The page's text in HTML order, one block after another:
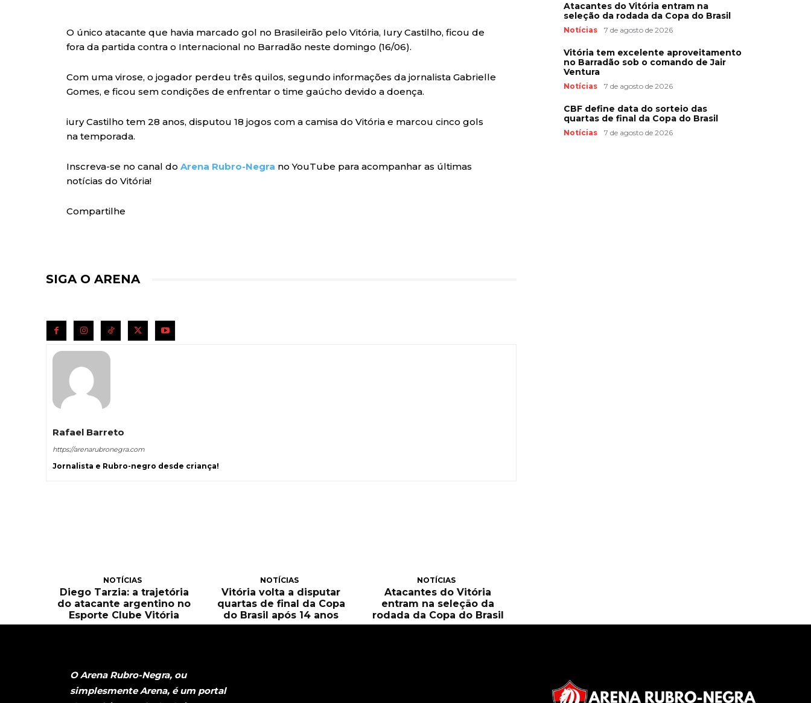
O único atacante que havia marcado gol no Brasileirão pelo Vitória, Iury Castilho, ficou de
fora da partida contra o Internacional no Barradão neste domingo (16/06).
Com uma virose, o jogador perdeu três quilos, segundo informações da jornalista Gabrielle
Gomes, e ficou sem condições de enfrentar o time gaúcho devido a doença.
iury Castilho tem 28 anos, disputou 18 jogos com a camisa do Vitória e marcou cinco gols
na temporada.
Inscreva-se no canal do Arena Rubro-Negra no YouTube para acompanhar as últimas
notícias do Vitória!
Compartilhe
SIGA O ARENA
Rafael Barreto
https://arenarubronegra.com
Jornalista e Rubro-negro desde criança!
NOTÍCIAS
Diego Tarzia: a trajetória
do atacante argentino no
Esporte Clube Vitória
NOTÍCIAS
Vitória volta a disputar
quartas de final da Copa
do Brasil após 14 anos
NOTÍCIAS
Atacantes do Vitória
entram na seleção da
rodada da Copa do Brasil
Atacantes do Vitória entram na
seleção da rodada da Copa do Brasil
Notícias 7 de agosto de 2026
Vitória tem excelente aproveitamento
no Barradão sob o comando de Jair
Ventura
Notícias 7 de agosto de 2026
CBF define data do sorteio das
quartas de final da Copa do Brasil
Notícias 7 de agosto de 2026
O Arena Rubro-Negra, ou
simplesmente Arena, é um portal